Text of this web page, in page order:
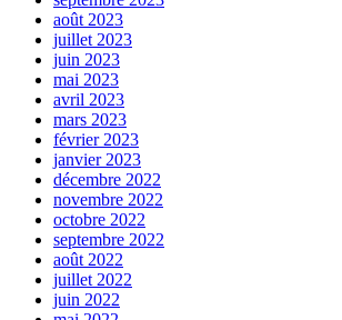
août 2023
juillet 2023
juin 2023
mai 2023
avril 2023
mars 2023
février 2023
janvier 2023
décembre 2022
novembre 2022
octobre 2022
septembre 2022
août 2022
juillet 2022
juin 2022